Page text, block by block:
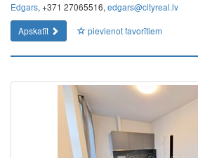
Edgars, +371 27065516, edgars@cityreal.lv
Apskatīt
pievienot favorītiem